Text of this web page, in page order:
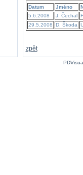
Datum Jméno
5.6.2008
J. Čechal
29.5.2008
D. Škoda
zpět